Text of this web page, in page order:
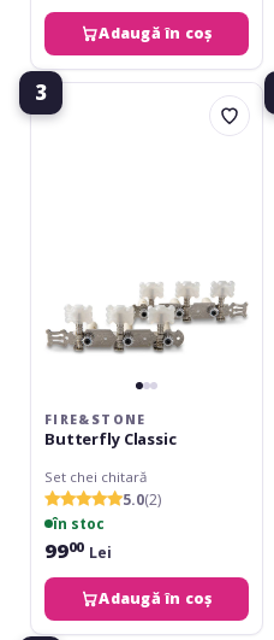
Adaugă în coș
3
Fire&Stone
Butterfly
FIRE&STONE
Butterfly Classic
Set chei chitară
5.0(2)
în stoc
9900 Lei
Adaugă în coș